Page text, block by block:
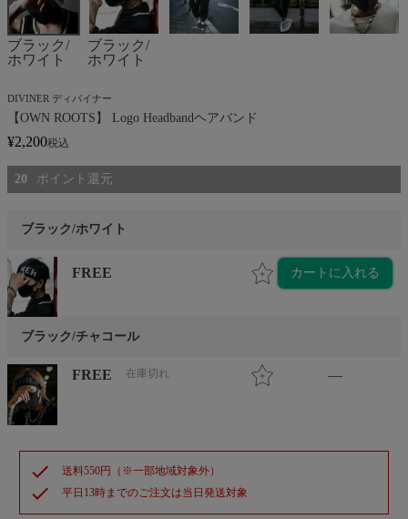
ブラック/
ホワイト
ブラック/
ホワイト
DIVINER ディバイナー
【OWN ROOTS】 Logo Headbandヘアバンド
¥2,200税込
20
ブラック/ホワイト
FREE カートに入れる
ブラック/チャコール
FREE 在庫切れ —
check 送料550円（※一部地域対象外）
check 平日13時までのご注文は当日発送対象